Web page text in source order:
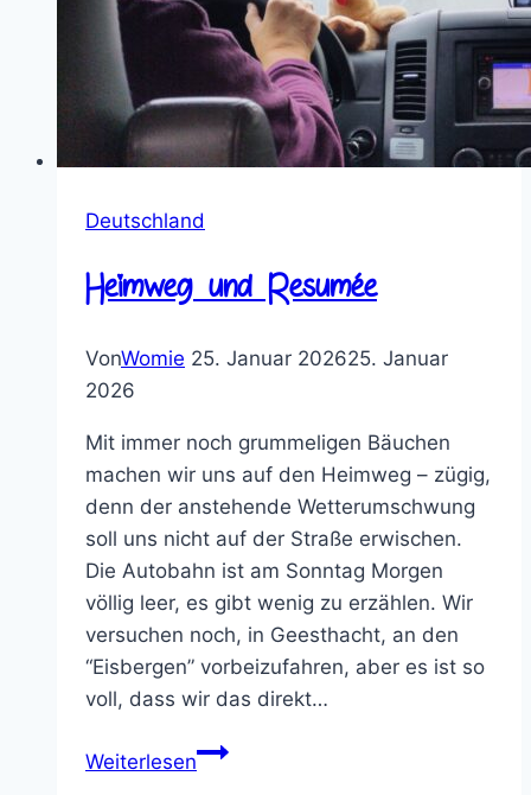
Deutschland
Heimweg und Resumée
VonWomie 25. Januar 202625. Januar
2026
Mit immer noch grummeligen Bäuchen
machen wir uns auf den Heimweg – zügig,
denn der anstehende Wetterumschwung
soll uns nicht auf der Straße erwischen.
Die Autobahn ist am Sonntag Morgen
völlig leer, es gibt wenig zu erzählen. Wir
versuchen noch, in Geesthacht, an den
“Eisbergen” vorbeizufahren, aber es ist so
voll, dass wir das direkt…
WeiterlesenHeimweg